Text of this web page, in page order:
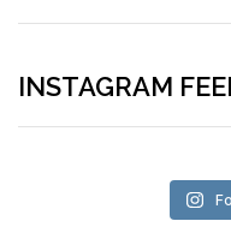
INSTAGRAM